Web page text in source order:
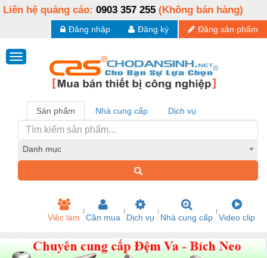
Liên hệ quảng cáo: 0903 357 255 (Không bán hàng)
Đăng sản phẩm
Đăng ký
Đăng nhập
Sản phẩm Nhà cung cấp Dịch vụ
Danh mục
Việc làm Cần mua Dịch vụ Nhà cung cấp Video clip